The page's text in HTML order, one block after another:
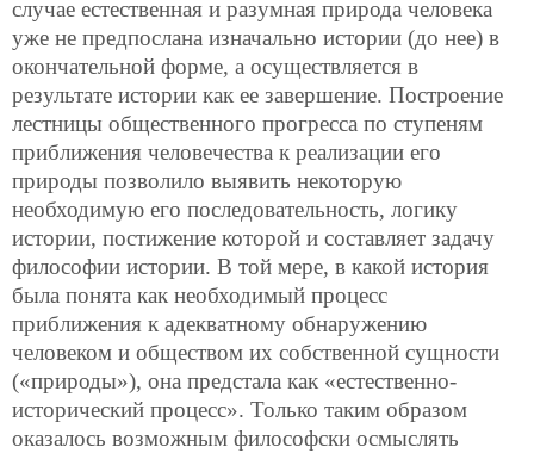
случае естественная и разумная природа человека
уже не предпослана изначально истории (до нее) в
окончательной форме, а осуществляется в
результате истории как ее завершение. Построение
лестницы общественного прогресса по ступеням
приближения человечества к реализации его
природы позволило выявить некоторую
необходимую его последовательность, логику
истории, постижение которой и составляет задачу
философии истории. В той мере, в какой история
была понята как необходимый процесс
приближения к адекватному обнаружению
человеком и обществом их собственной сущности
(«природы»), она предстала как «естественно-
исторический процесс». Только таким образом
оказалось возможным философски осмыслять